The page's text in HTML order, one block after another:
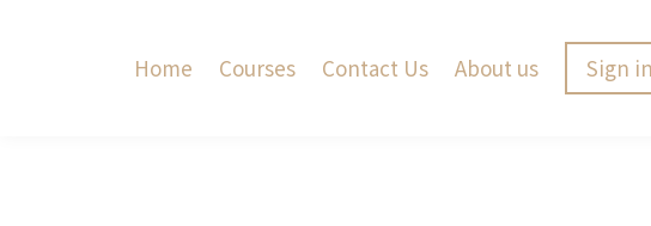
Home Courses Contact Us About us Sign in